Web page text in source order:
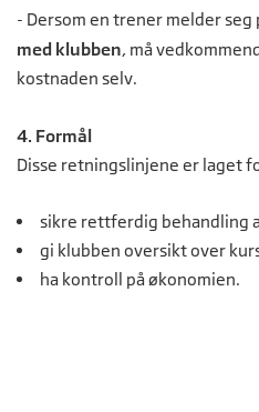
- Dersom en trener melder seg
med klubben, må
kostnaden selv.
4. Formål
Disse retningslinjene er laget
sikre rettferdig behandling
gi klubben oversikt over
ha kontroll på økonomien.